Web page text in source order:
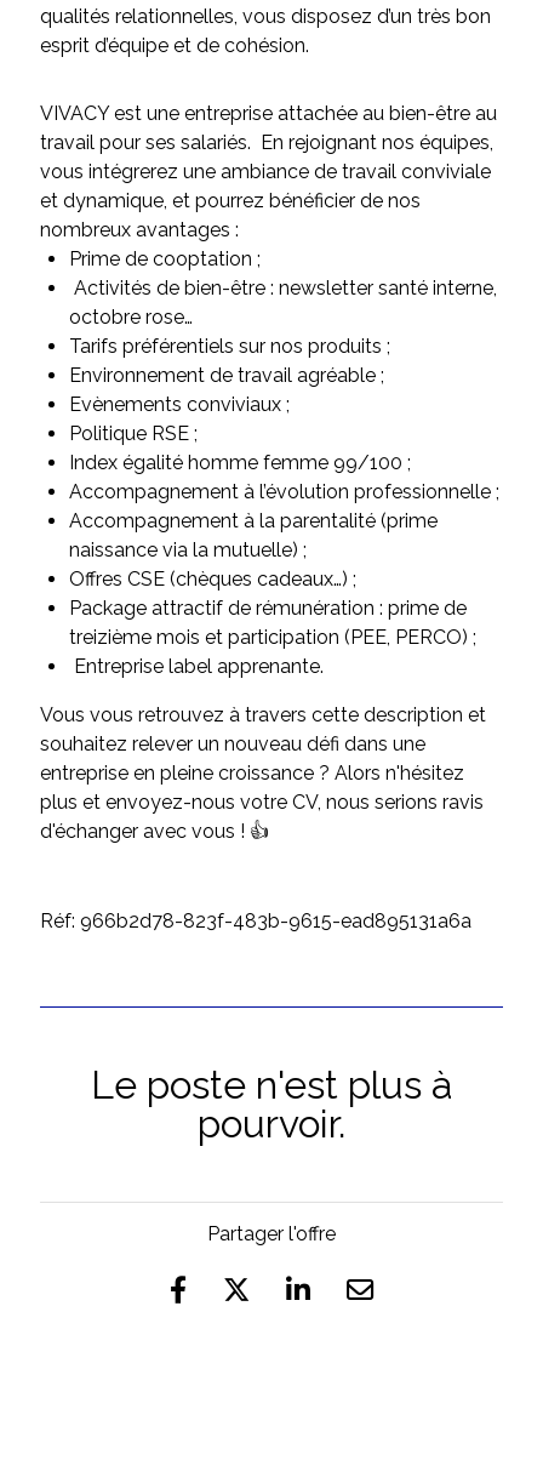
qualités relationnelles, vous disposez d’un très bon
esprit d’équipe et de cohésion.
VIVACY est une entreprise attachée au bien-être au
travail pour ses salariés. En rejoignant nos équipes,
vous intégrerez une ambiance de travail conviviale
et dynamique, et pourrez bénéficier de nos
nombreux avantages :
Prime de cooptation ;
Activités de bien-être : newsletter santé interne,
octobre rose…
Tarifs préférentiels sur nos produits ;
Environnement de travail agréable ;
Evènements conviviaux ;
Politique RSE ;
Index égalité homme femme 99/100 ;
Accompagnement à l’évolution professionnelle ;
Accompagnement à la parentalité (prime
naissance via la mutuelle) ;
Offres CSE (chèques cadeaux…) ;
Package attractif de rémunération : prime de
treizième mois et participation (PEE, PERCO) ;
Entreprise label apprenante.
Vous vous retrouvez à travers cette description et
souhaitez relever un nouveau défi dans une
entreprise en pleine croissance ? Alors n'hésitez
plus et envoyez-nous votre CV, nous serions ravis
d'échanger avec vous ! 👍
Réf: 966b2d78-823f-483b-9615-ead895131a6a
Le poste n'est plus à
pourvoir.
Partager l'offre